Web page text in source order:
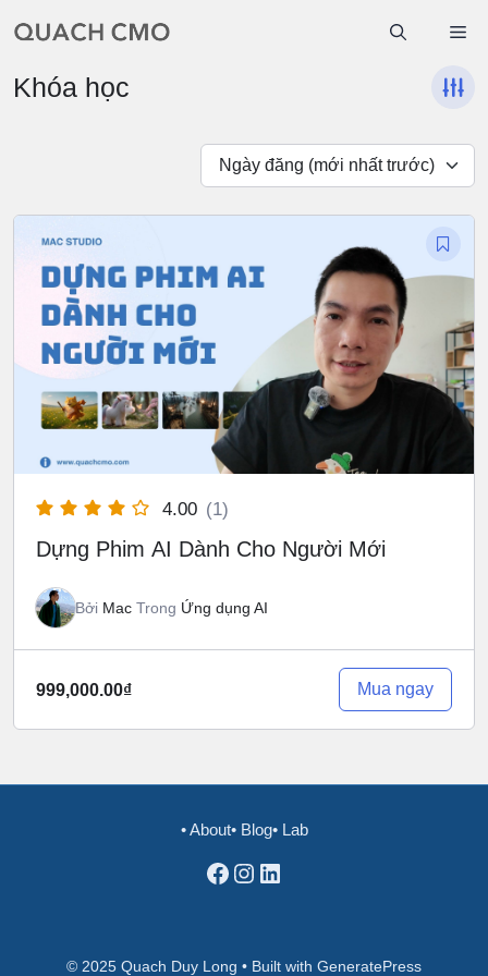
đến
dung
Khóa học
Ngày đăng (mới nhất trước)
4.00 (1)
Dựng Phim AI Dành Cho Người Mới
Bởi Mac Trong Ứng dụng AI
999,000.00₫ Mua ngay
• About• Blog• Lab
Facebook
Instagram
LinkedIn
© 2025 Quach Duy Long • Built with GeneratePress